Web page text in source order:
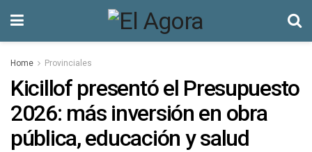
Home Provinciales
Kicillof presentó el Presupuesto
2026: más inversión en obra
pública, educación y salud